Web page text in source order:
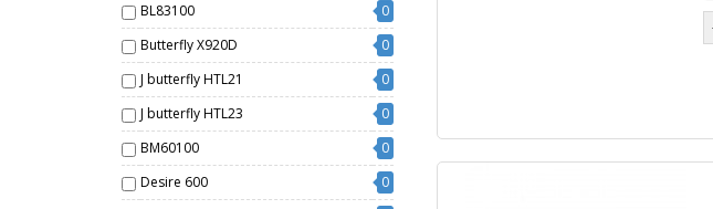
BL83100
0
Butterfly X920D
0
J butterfly HTL21
0
J butterfly HTL23
0
BM60100
0
Desire 600
0